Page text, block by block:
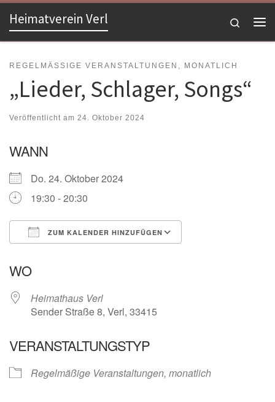
Zum Inhalt springen
Heimatverein Verl
Search
REGELMÄSSIGE VERANSTALTUNGEN, MONATLICH
„Lieder, Schlager, Songs“
Veröffentlicht am 24. Oktober 2024
WANN
Do. 24. Oktober 2024
19:30 - 20:30
ZUM KALENDER HINZUFÜGEN
WO
Heimathaus Verl
Sender Straße 8, Verl, 33415
VERANSTALTUNGSTYP
Regelmäßige Veranstaltungen, monatlich